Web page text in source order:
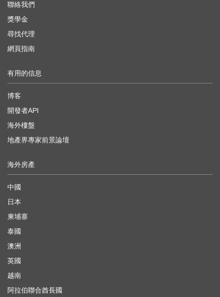
聯絡我們
獎學金
尋找代理
網頁指南
有用的信息
博客
開發者API
海外樓盤
地產界專家前景論壇
海外房產
中國
日本
柬埔寨
泰國
澳洲
英國
越南
阿拉伯聯合酋長國